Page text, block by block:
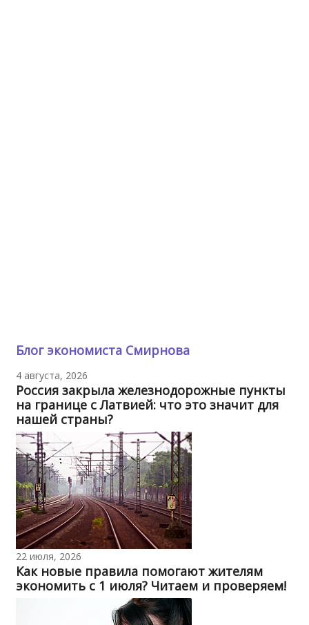
Блог экономиста Смирнова
4 августа, 2026
Россия закрыла железнодорожные пункты
на границе с Латвией: что это значит для
нашей страны?
22 июля, 2026
Как новые правила помогают жителям
экономить с 1 июля? Читаем и проверяем!